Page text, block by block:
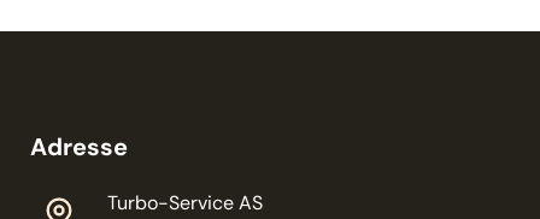
Adresse
Turbo-Service AS